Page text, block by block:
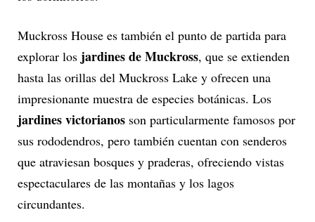
Muckross House es también el punto de partida para
explorar los jardines de Muckross, que se extienden
hasta las orillas del Muckross Lake y ofrecen una
impresionante muestra de especies botánicas. Los
jardines victorianos son particularmente famosos por
sus rododendros, pero también cuentan con senderos
que atraviesan bosques y praderas, ofreciendo vistas
espectaculares de las montañas y los lagos
circundantes.